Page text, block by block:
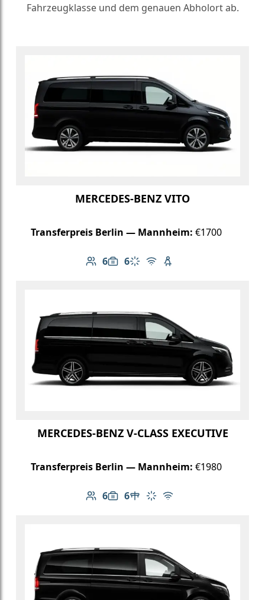
Fahrzeugklasse und dem genauen Abholort ab.
MERCEDES-BENZ VITO
Transferpreis Berlin — Mannheim: €1700
6
Anzahl der Passagiere: 6
6
Gepäckkapazität: 6
Klimaanlage
Kostenloses WLAN
Kindersitz verfügbar
MERCEDES-BENZ V-CLASS EXECUTIVE
Transferpreis Berlin — Mannheim: €1980
6
Anzahl der Passagiere: 6
6
Gepäckkapazität: 6
Tisch im Fahrzeug
Klimaanlage
Kostenloses WLAN